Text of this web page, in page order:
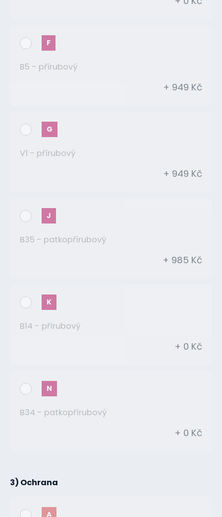
F
B5 - přírubový
+ 949 Kč
G
V1 - přírubový
+ 949 Kč
J
B35 - patkopřírubový
+ 985 Kč
K
B14 - přírubový
+ 0 Kč
N
B34 - patkopřírubový
+ 0 Kč
3) Ochrana
A